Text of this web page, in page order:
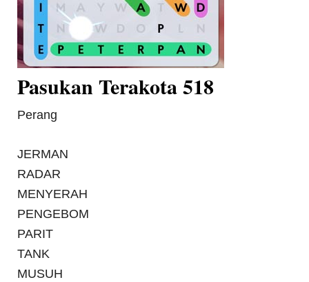
Pasukan Terakota 518
Perang
JERMAN
RADAR
MENYERAH
PENGEBOM
PARIT
TANK
MUSUH